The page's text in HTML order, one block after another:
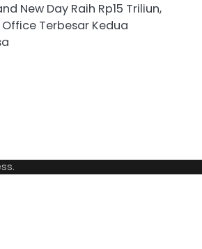
New Day Raih Rp15 Triliun,
Terbesar Kedua
.